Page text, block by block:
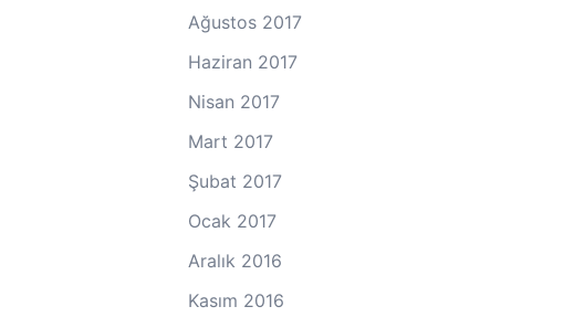
Ağustos 2017
Haziran 2017
Nisan 2017
Mart 2017
Şubat 2017
Ocak 2017
Aralık 2016
Kasım 2016